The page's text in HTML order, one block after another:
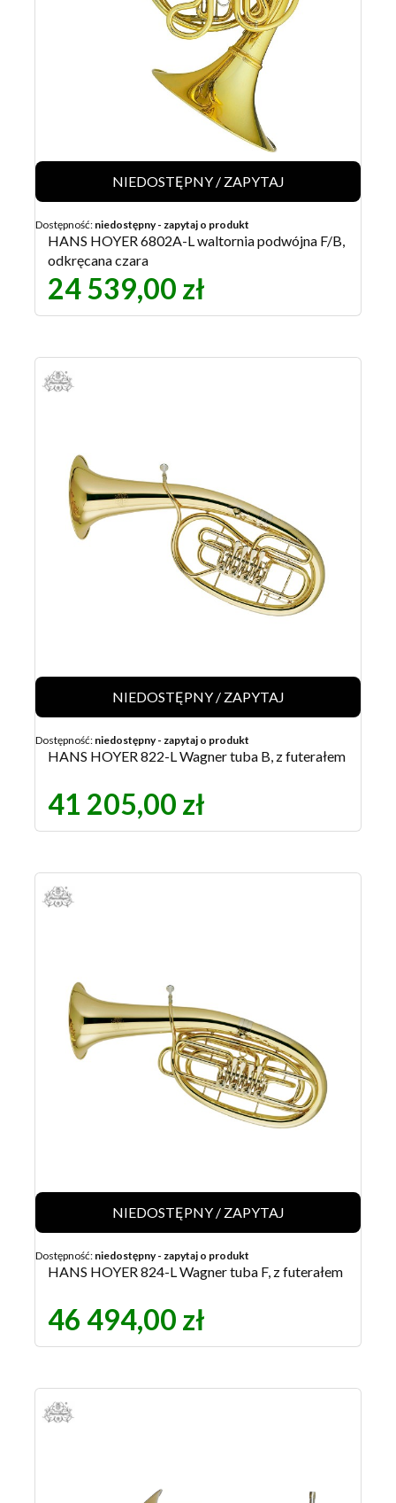
NIEDOSTĘPNY / ZAPYTAJ
Dostępność: niedostępny - zapytaj o produkt
HANS HOYER 6802A-L waltornia podwójna F/B,
odkręcana czara
24 539,00 zł
NIEDOSTĘPNY / ZAPYTAJ
Dostępność: niedostępny - zapytaj o produkt
HANS HOYER 822-L Wagner tuba B, z futerałem
41 205,00 zł
NIEDOSTĘPNY / ZAPYTAJ
Dostępność: niedostępny - zapytaj o produkt
HANS HOYER 824-L Wagner tuba F, z futerałem
46 494,00 zł